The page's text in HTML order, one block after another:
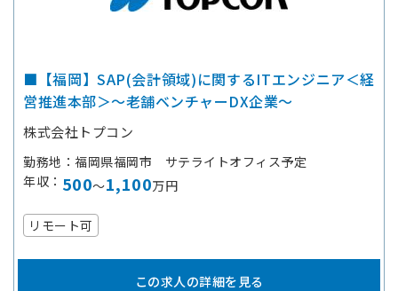
■【福岡】SAP(会計領域)に関するITエンジニア＜経
営推進本部＞～老舗ベンチャーDX企業～
株式会社トプコン
勤務地
福岡県福岡市 サテライトオフィス予定
年収
500～1,100万円
リモート可
この求人の詳細を見る